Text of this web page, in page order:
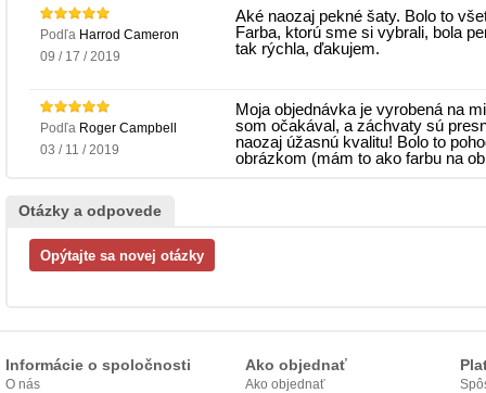
Podľa Harrod Cameron
09 / 17 / 2019
Aké naozaj pekné šaty. Bolo to
Farba, ktorú sme si vybrali, bola
tak rýchla, ďakujem.
Podľa Roger Campbell
03 / 11 / 2019
Moja objednávka je vyrobená na
som očakával, a záchvaty sú
naozaj úžasnú kvalitu! Bolo to
obrázkom (mám to ako farbu na
Otázky a odpovede
Informácie o spoločnosti
O nás
Ako objednať
Ako objednať